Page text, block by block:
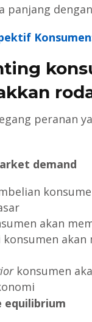
panjang
peranan
demand
akan
konsumen
konsumen
equilibrium